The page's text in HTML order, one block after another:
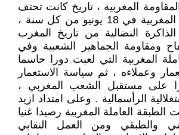
المغربية ، تاريخ كانت تحتف
به الحركة التقدمية المغربية في 18 يونيو من كل سنة ،
النضالية من تاريخ المغرب
ومقاومة الجماهير الشعبية وفي
المغربية التي لعبت دورا حاسما
وعملاءه ، ثم سياسة الاستعمار
على مستقبل الشعب المغربي ،
الرأسمالية . وعلى امتداد ازيد
الطبقة العاملة المغربية رصيدا غنيا
والطبقي ومن العمل النقابي